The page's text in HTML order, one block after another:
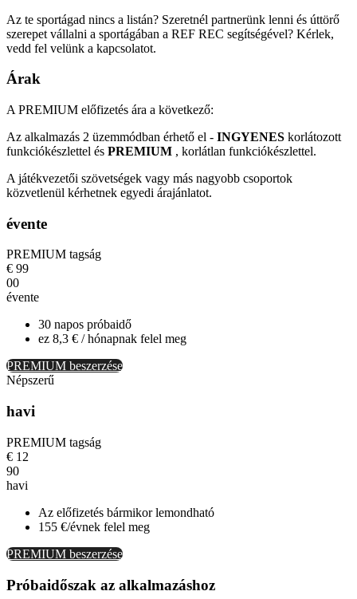
Az te sportágad nincs a listán? Szeretnél partnerünk lenni és úttörő
szerepet vállalni a sportágában a REF REC segítségével? Kérlek,
vedd fel velünk a kapcsolatot.
Árak
A PREMIUM előfizetés ára a következő:
Az alkalmazás 2 üzemmódban érhető el - INGYENES korlátozott
funkciókészlettel és PREMIUM , korlátlan funkciókészlettel.
A játékvezetői szövetségek vagy más nagyobb csoportok
közvetlenül kérhetnek egyedi árajánlatot.
évente
PREMIUM tagság
€ 99
00
évente
30 napos próbaidő
ez 8,3 € / hónapnak felel meg
PREMIUM beszerzése
Népszerű
havi
PREMIUM tagság
€ 12
90
havi
Az előfizetés bármikor lemondható
155 €/évnek felel meg
PREMIUM beszerzése
Próbaidőszak az alkalmazáshoz